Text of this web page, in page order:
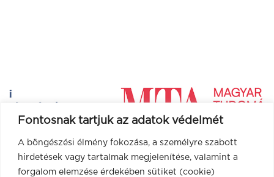
Fontosnak tartjuk az adatok védelmét
A böngészési élmény fokozása, a személyre szabott
hirdetések vagy tartalmak megjelenítése, valamint a
forgalom elemzése érdekében sütiket (cookie)